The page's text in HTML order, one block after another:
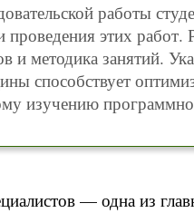
работы
этих работ.
и методика занятий.
способствует
изучению
— одна из